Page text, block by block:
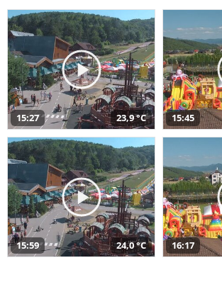
15:27 23,9 °C 15:45
15:59 24,0 °C 16:17